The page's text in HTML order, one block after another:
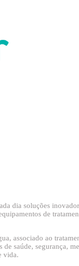
dia soluções
de
associado ao
saúde, segurança,
vida.